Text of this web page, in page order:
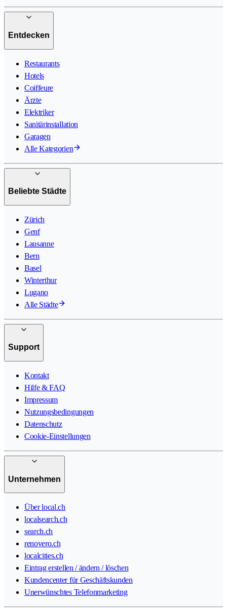
Entdecken
Restaurants
Hotels
Coiffeure
Ärzte
Elektriker
Sanitärinstallation
Garagen
Alle Kategorien
Beliebte Städte
Zürich
Genf
Lausanne
Bern
Basel
Winterthur
Lugano
Alle Städte
Support
Kontakt
Hilfe & FAQ
Impressum
Nutzungsbedingungen
Datenschutz
Cookie-Einstellungen
Unternehmen
Über local.ch
localsearch.ch
search.ch
renovero.ch
localcities.ch
Eintrag erstellen / ändern / löschen
Kundencenter für Geschäftskunden
Unerwünschtes Telefonmarketing